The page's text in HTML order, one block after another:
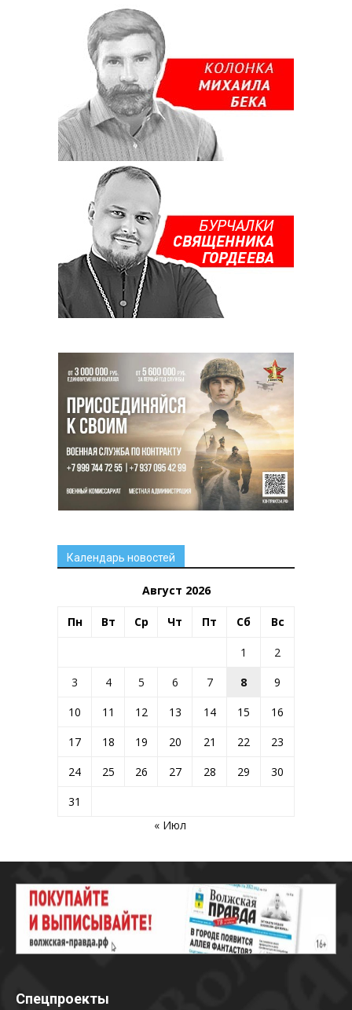
Календарь новостей
Август 2026
Пн Вт Ср Чт Пт Сб Вс
1
2
3
4 5 6 7 8
9
10
11 12 13 14 15
16
17
18 19 20 21 22
23
24
25 26 27 28 29
30
31
« Июл
Спецпроекты